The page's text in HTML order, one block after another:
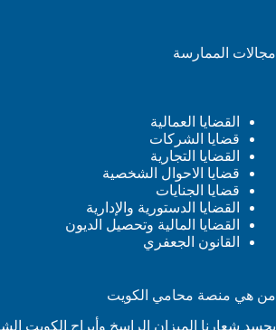
مجالات الممارسة
القضايا العمالية
قضايا الشركات
القضايا التجارية
قضايا الاحوال الشخصية
قضايا الجنايات
القضايا الدستورية والإدارية
القضايا المالية وتحصيل الديون
القانون الجعفري
من هي منصة محامي الكويت
يجسد شعارنا الميزان الراسخ وأبراج الكويت